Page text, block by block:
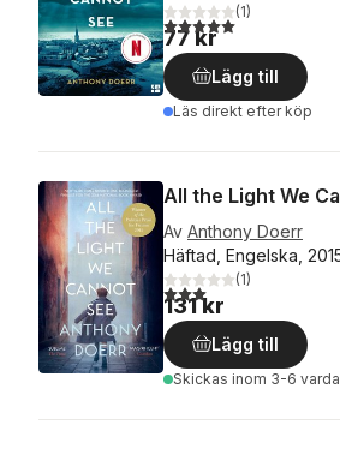
5,0utav 5 stjärnor.
(1)
77 kr
Lägg till
Läs direkt efter köp
All the Light We
Av Anthony Doerr
Häftad, Engelska,
3,0utav 5 stjärnor.
(1)
131 kr
Lägg till
Skickas inom 3-6